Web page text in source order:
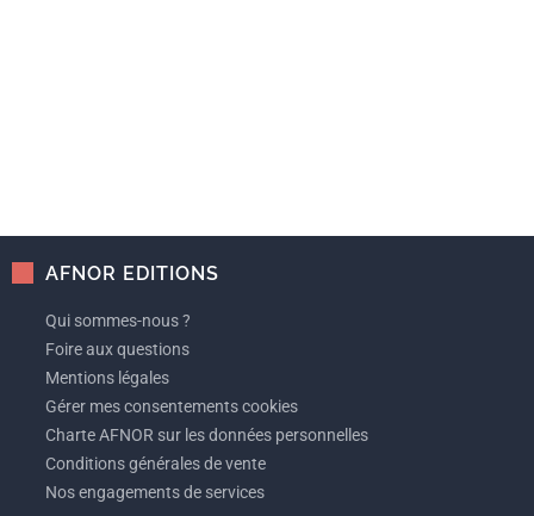
AFNOR EDITIONS
Qui sommes-nous ?
Foire aux questions
Mentions légales
Gérer mes consentements cookies
Charte AFNOR sur les données personnelles
Conditions générales de vente
Nos engagements de services